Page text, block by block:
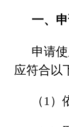
一、
申请
应符合以
（1